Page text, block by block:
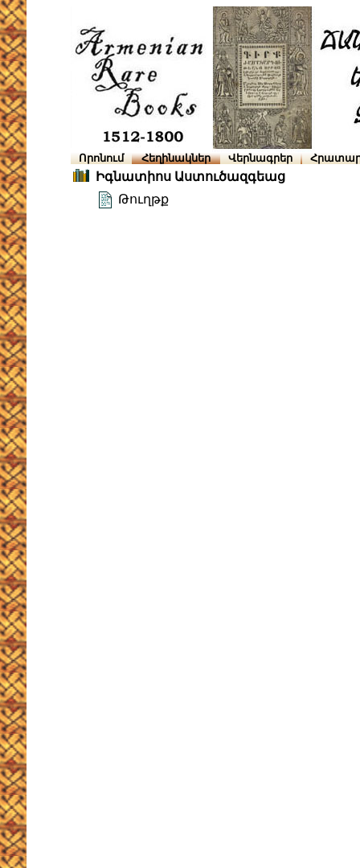
Որոնում Հեղինակներ Վերնագրեր
Իգնատիոս Աստուծազգեաց
Թուղթք